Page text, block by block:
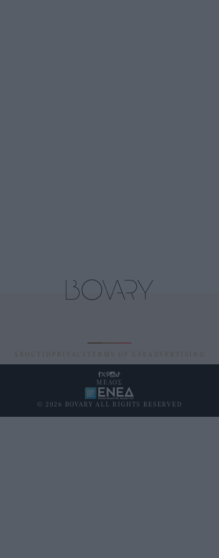
ABOUT ID PRIVACY TERMS OF USE ADVERTISING
© 2026 BOVARY ALL RIGHTS RESERVED
ΜΕΛΟΣ